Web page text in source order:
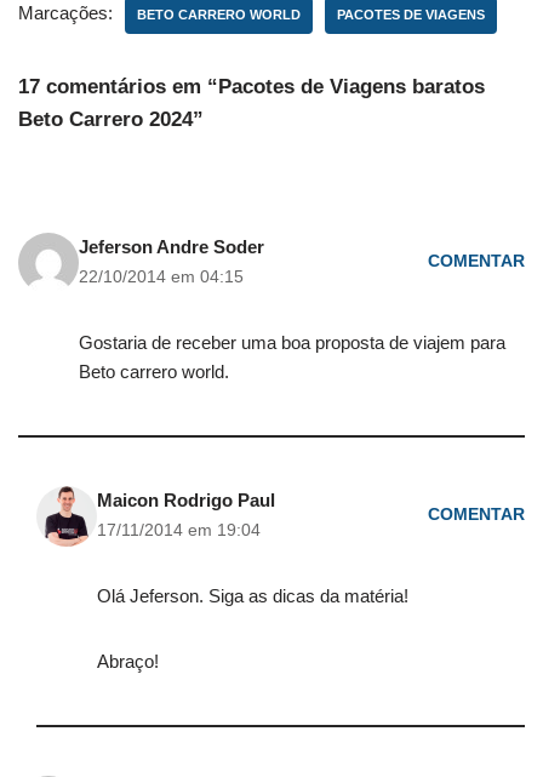
Marcações: BETO CARRERO WORLD PACOTES DE VIAGENS
17 comentários em “Pacotes de Viagens baratos
Beto Carrero 2024”
Jeferson Andre Soder
22/10/2014 em 04:15
COMENTAR
Gostaria de receber uma boa proposta de viajem para
Beto carrero world.
Maicon Rodrigo Paul
17/11/2014 em 19:04
COMENTAR
Olá Jeferson. Siga as dicas da matéria!
Abraço!